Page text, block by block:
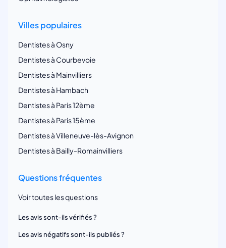
Villes populaires
Dentistes à Osny
Dentistes à Courbevoie
Dentistes à Mainvilliers
Dentistes à Hambach
Dentistes à Paris 12ème
Dentistes à Paris 15ème
Dentistes à Villeneuve-lès-Avignon
Dentistes à Bailly-Romainvilliers
Questions fréquentes
Voir toutes les questions
Les avis sont-ils vérifiés ?
Les avis négatifs sont-ils publiés ?